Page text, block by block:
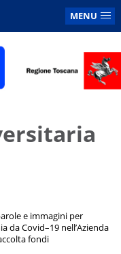
MENU
e immagini per
da Covid–19 nell’Azienda
fondi